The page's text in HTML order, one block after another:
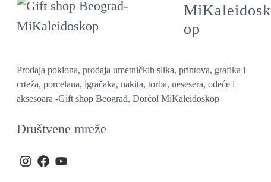
MiKaleidosk
op
Prodaja poklona, prodaja umetničkih slika, printova, grafika i
crteža, porcelana, igračaka, nakita, torba, nesesera, odeće i
aksesoara -Gift shop Beograd, Dorćol MiKaleidoskop
Društvene mreže